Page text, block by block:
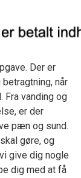
Der er
når
Fra vanding og
er der
pæn og sund.
gøre, og
give dig nogle
dig med at få